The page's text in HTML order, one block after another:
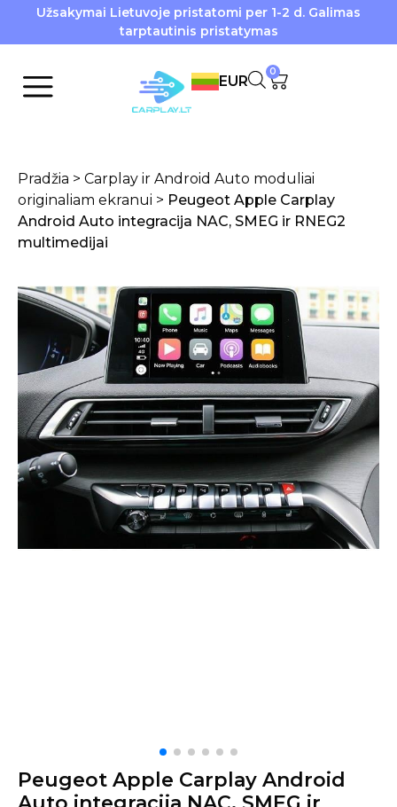
Užsakymai Lietuvoje pristatomi per 1-2 d. Galimas
tarptautinis pristatymas
EUR
0
Pradžia > Carplay ir Android Auto moduliai
originaliam ekranui > Peugeot Apple Carplay
Android Auto integracija NAC, SMEG ir RNEG2
multimedijai
Peugeot Apple Carplay Android